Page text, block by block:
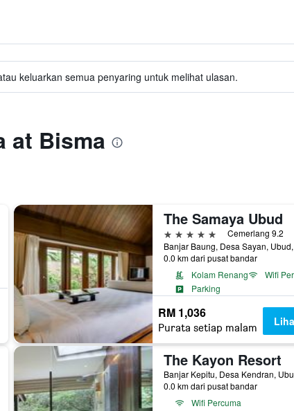
keluarkan semua penyaring untuk melihat ulasan.
at Bisma
The Samaya Ubud
5 bintang
Cemerlang 9.2
Banjar Baung, Desa Sayan,
0.0 km dari pusat bandar
Kolam Renang
Wifi
Parking
RM 1,036
Purata setiap malam
The Kayon Resort
Banjar Kepitu, Desa Kendran,
0.0 km dari pusat bandar
Wifi Percuma